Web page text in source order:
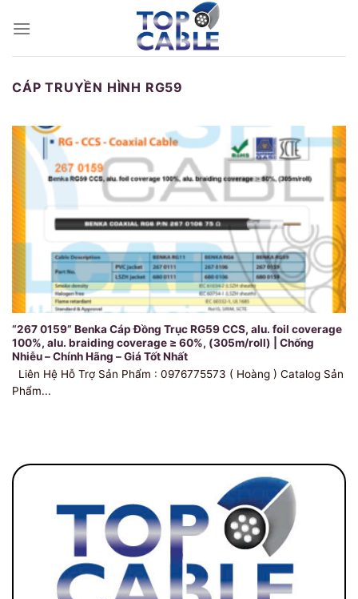
CÁP TRUYỀN HÌNH RG59
“267 0159” Benka Cáp Đồng Trục RG59 CCS, alu. foil coverage
100%, alu. braiding coverage ≥ 60%, (305m/roll) | Chống
Nhiễu – Chính Hãng – Giá Tốt Nhất
Liên Hệ Hỗ Trợ Sản Phẩm : 0976775573 ( Hoàng ) Catalog Sản
Phẩm...